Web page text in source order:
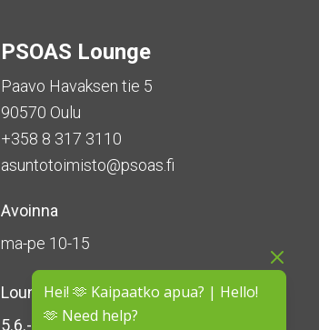
Hei! 🫶 Kaipaatko apua? | Hello!
🫶 Need help?
PSOAS Lounge
Paavo Havaksen tie 5
90570 Oulu
+358 8 317 3110
asuntotoimisto@psoas.fi
Avoinna
ma-pe 10-15
Lounge onsuljettu kesän ajan
5.6.-16.8.2026